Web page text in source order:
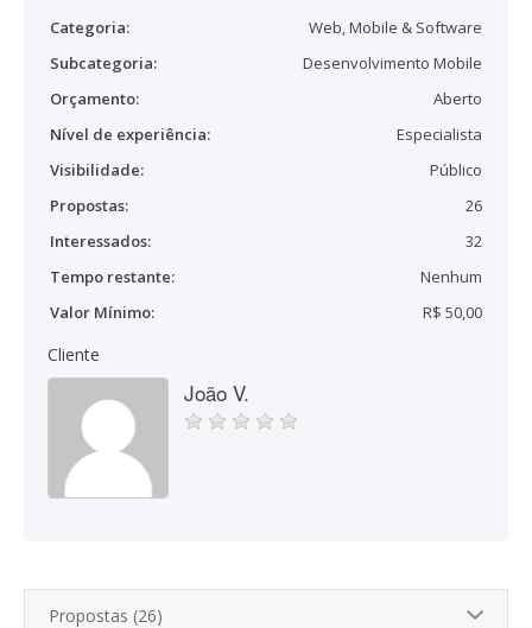
Categoria:
Web, Mobile & Software
Subcategoria:
Desenvolvimento Mobile
Orçamento:
Aberto
Nível de experiência:
Especialista
Visibilidade:
Público
Propostas:
26
Interessados:
32
Tempo restante:
Nenhum
Valor Mínimo:
R$ 50,00
Cliente
João V.
Propostas (26)